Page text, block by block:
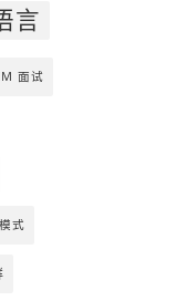
言
面试
式